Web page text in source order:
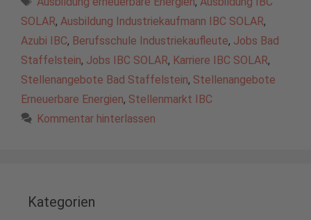
SOLAR, Ausbildung Industriekaufmann IBC SOLAR,
Azubi IBC, Berufsschule Industriekaufleute, Jobs Bad
Staffelstein, Jobs IBC SOLAR, Karriere IBC SOLAR,
Stellenangebote Bad Staffelstein, Stellenangebote
Erneuerbare Energien, Stellenmarkt IBC
Kommentar hinterlassen
Kategorien